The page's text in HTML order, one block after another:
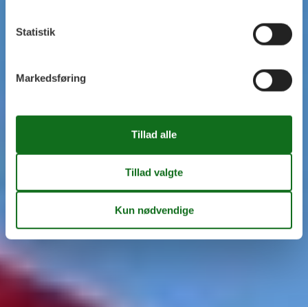
Statistik
Markedsføring